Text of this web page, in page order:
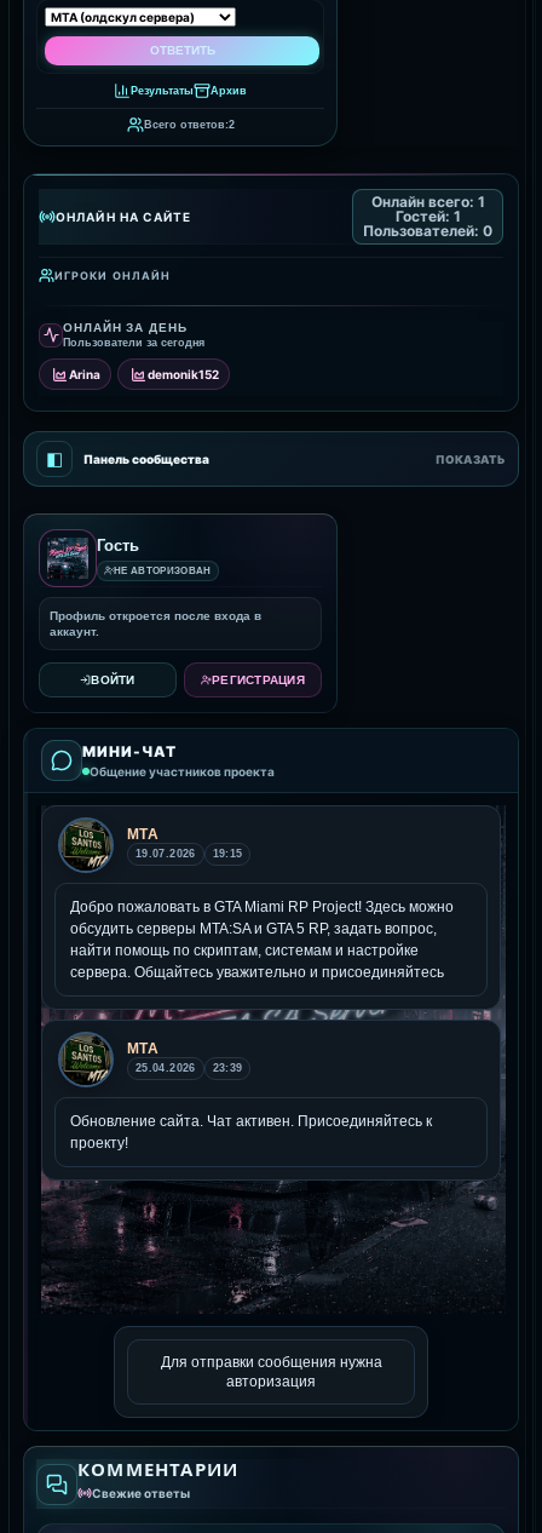
Результаты Архив
Всего ответов:2
ОНЛАЙН НА САЙТЕ
Онлайн всего: 1
Гостей: 1
Пользователей: 0
ИГРОКИ ОНЛАЙН
ОНЛАЙН ЗА ДЕНЬ
Пользователи за сегодня
Arina demonik152
◧ Панель сообщества ПОКАЗАТЬ
Гость
НЕ АВТОРИЗОВАН
Профиль откроется после входа в
аккаунт.
ВОЙТИ РЕГИСТРАЦИЯ
МИНИ-ЧАТ
Общение участников проекта
Для отправки сообщения нужна
авторизация
КОММЕНТАРИИ
Свежие ответы